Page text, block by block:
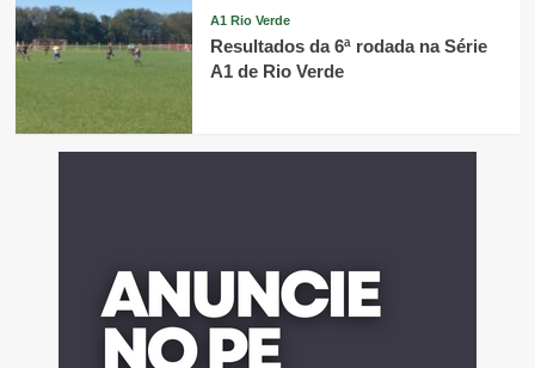
A1 Rio Verde
Resultados da 6ª rodada na Série
A1 de Rio Verde